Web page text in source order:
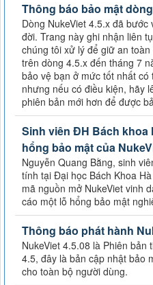
Thông báo bảo mật
Dòng NukeViet 4.5.x đã
đời. Trang này ghi nhận liên
chúng tôi xử lý để giữ an
trên dòng 4.5.x đến tháng 7
bảo vệ bạn ở mức tốt nhất
nhưng nếu có điều kiện, hãy
phiên bản mới hơn để được
Sinh viên ĐH Bách khoa
hổng bảo mật của
Nguyễn Quang Bằng, sinh
tính tại Đại học Bách Khoa
mã nguồn mở NukeViet vinh
cáo một lỗ hổng bảo mật
Thông báo phát hành
NukeViet 4.5.08 là Phiên bản
4.5, đây là bản cập nhật bảo
cho toàn bộ người dùng.